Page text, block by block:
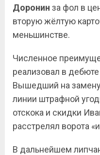
Доронин за фол в
вторую жёлтую
меньшинстве.
Численное
реализовал в
Вышедший на
линии штрафной
отскока и скидки
расстрелял ворота
В дальнейшем